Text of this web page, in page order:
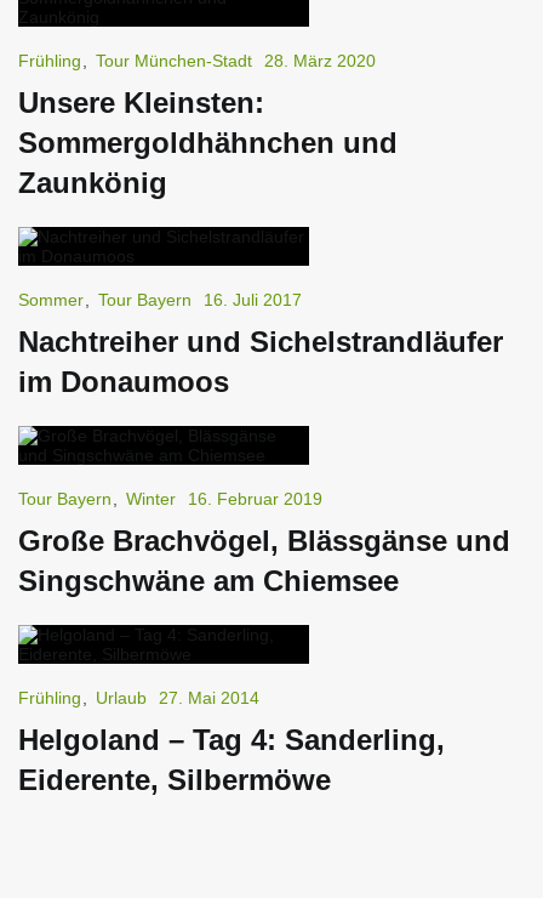
Frühling Tour München-Stadt 28. März 2020
Unsere Kleinsten:
Sommergoldhähnchen und
Zaunkönig
Sommer Tour Bayern 16. Juli 2017
Nachtreiher und Sichelstrandläufer
im Donaumoos
Tour Bayern Winter 16. Februar 2019
Große Brachvögel, Blässgänse und
Singschwäne am Chiemsee
Frühling Urlaub 27. Mai 2014
Helgoland – Tag 4: Sanderling,
Eiderente, Silbermöwe